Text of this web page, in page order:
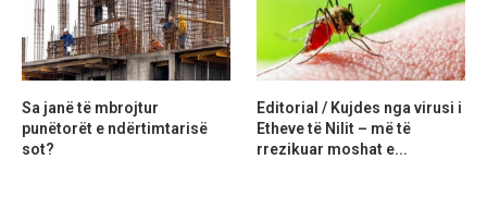
Sa janë të mbrojtur
punëtorët e ndërtimtarisë
sot?
Editorial / Kujdes nga virusi i
Etheve të Nilit – më të
rrezikuar moshat e...